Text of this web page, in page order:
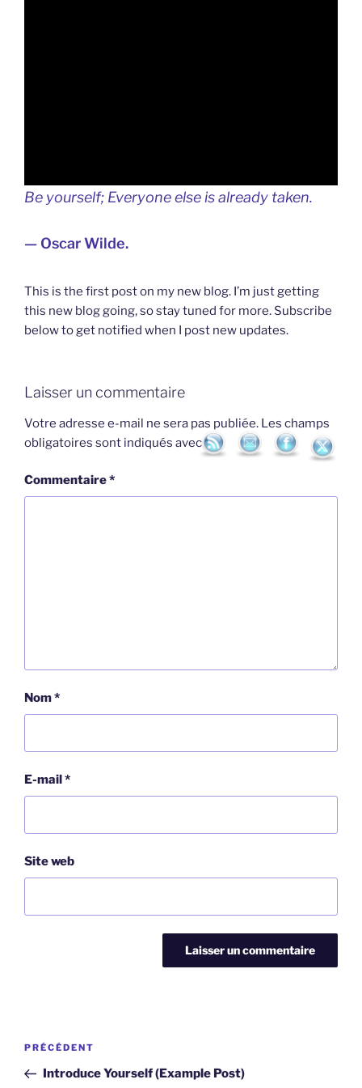
Be yourself; Everyone else is already taken.
— Oscar Wilde.
This is the first post on my new blog. I’m just getting
this new blog going, so stay tuned for more. Subscribe
below to get notified when I post new updates.
Laisser un commentaire
Votre adresse e-mail ne sera pas publiée. Les champs
obligatoires sont indiqués avec*
Commentaire*
Nom*
E-mail*
Site web
Navigation
Article
précédent
PRÉCÉDENT
Introduce Yourself (Example Post)